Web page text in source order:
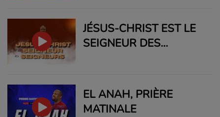
JÉSUS-CHRIST EST LE
SEIGNEUR DES
CHRIST
EL ANAH, PRIÈRE
MATINALE